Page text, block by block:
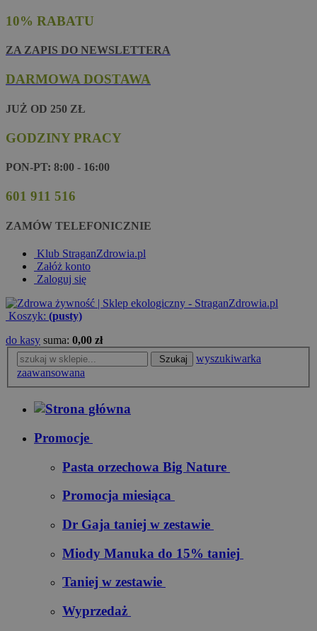
10% RABATU
ZA ZAPIS DO NEWSLETTERA
DARMOWA DOSTAWA
JUŻ OD 250 ZŁ
GODZINY PRACY
PON-PT: 8:00 - 16:00
601 911 516
ZAMÓW TELEFONICZNIE
Klub StraganZdrowia.pl
Załóż konto
Zaloguj się
Koszyk: (pusty)
do kasy suma: 0,00 zł
Szukaj
wyszukiwarka
zaawansowana
Promocje
Pasta orzechowa Big Nature
Promocja miesiąca
Dr Gaja taniej w zestawie
Miody Manuka do 15% taniej
Taniej w zestawie
Wyprzedaż